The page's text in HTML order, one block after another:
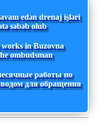
edən drenaj işləri
səbəb olub
in Buzovna
ombudsman
работы по
для обращения